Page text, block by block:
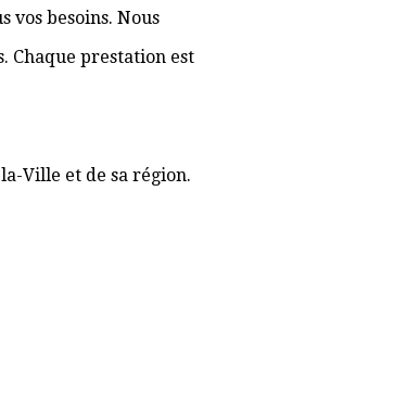
vos besoins. Nous
Chaque prestation est
Ville et de sa région.